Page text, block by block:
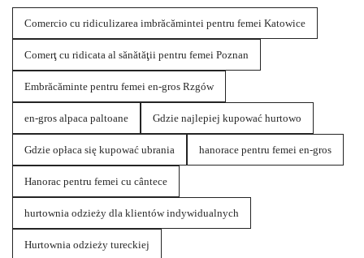
Comercio cu ridiculizarea imbrăcămintei pentru femei Katowice
Comerţ cu ridicata al sănătăţii pentru femei Poznan
Embrăcăminte pentru femei en-gros Rzgów
en-gros alpaca paltoane Gdzie najlepiej kupować hurtowo
Gdzie opłaca się kupować ubrania hanorace pentru femei en-gros
Hanorac pentru femei cu cântece
hurtownia odzieży dla klientów indywidualnych
Hurtownia odzieży tureckiej